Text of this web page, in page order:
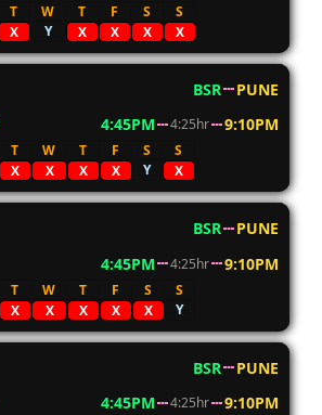
T W T F S
S
X Y X X X X
BSR
PUNE
4:45PM 4:25hr 9:10PM
T W T F S
S
X X X X Y X
BSR
PUNE
4:45PM 4:25hr 9:10PM
T W T F S
S
X X X X X Y
BSR
PUNE
4:45PM 4:25hr 9:10PM